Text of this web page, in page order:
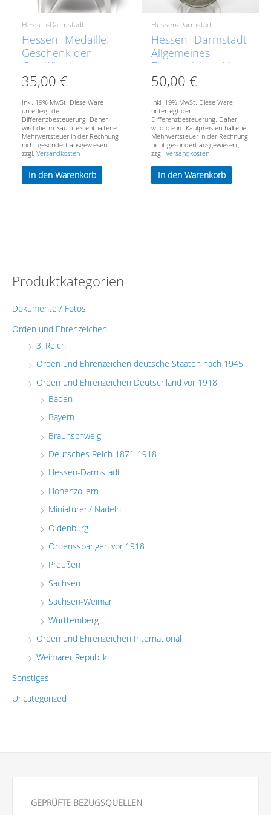
Hessen-Darmstadt
Hessen- Medaille:
Geschenk der
Großfürstin
Eleonore und Ernst
Ludwig an die
hessischen
Truppen zu
Weihnachten 1916
35,00€
Inkl. 19% MwSt. Diese Ware
unterliegt der
Differenzbesteuerung. Daher
wird die im Kaufpreis enthaltene
Mehrwertsteuer in der Rechnung
nicht gesondert ausgewiesen.,
zzgl.Versandkosten
In den Warenkorb
Hessen-Darmstadt
Hessen- Darmstadt
Allgemeines
Ehrenzeichen für
Tapferkeit
50,00€
Inkl. 19% MwSt. Diese Ware
unterliegt der
Differenzbesteuerung. Daher
wird die im Kaufpreis enthaltene
Mehrwertsteuer in der Rechnung
nicht gesondert ausgewiesen.,
zzgl.Versandkosten
In den Warenkorb
Produktkategorien
Dokumente / Fotos
Orden und Ehrenzeichen
3. Reich
Orden und Ehrenzeichen deutsche Staaten nach 1945
Orden und Ehrenzeichen Deutschland vor 1918
Baden
Bayern
Braunschweig
Deutsches Reich 1871-1918
Hessen-Darmstadt
Hohenzollern
Miniaturen/ Nadeln
Oldenburg
Ordensspangen vor 1918
Preußen
Sachsen
Sachsen-Weimar
Württemberg
Orden und Ehrenzeichen International
Weimarer Republik
Sonstiges
Uncategorized
GEPRÜFTE BEZUGSQUELLEN